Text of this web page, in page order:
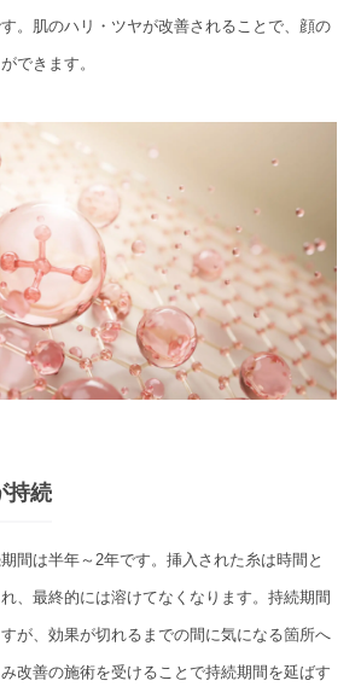
。肌のハリ・ツヤが改善されることで、顔の
できます。
持続
間は半年～2年です。挿入された糸は時間と
、最終的には溶けてなくなります。持続期間
が、効果が切れるまでの間に気になる箇所へ
改善の施術を受けることで持続期間を延ばす